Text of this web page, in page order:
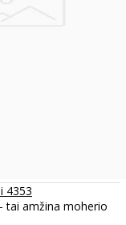
4353
tai amžina moherio